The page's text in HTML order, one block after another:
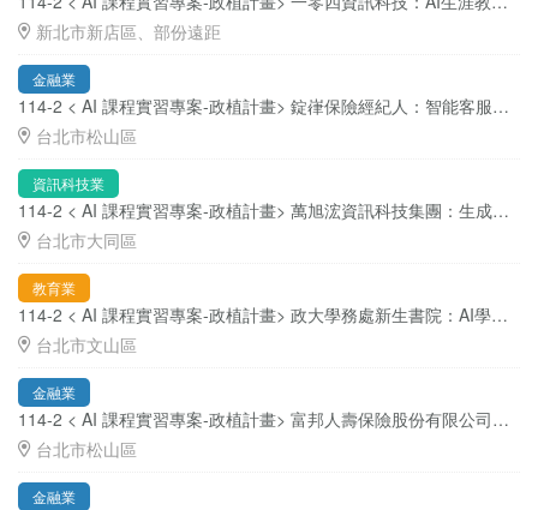
新北市新店區、部份遠距
金融業
114-2 < AI 課程實習專案-政植計畫> 錠嵂保險經紀人：智能客服優化、業務績效指標報告（職缺 3-6 位）
台北市松山區
資訊科技業
114-2 < AI 課程實習專案-政植計畫> 萬旭浤資訊科技集團：生成式 AI 專案實習生 ( 職缺 3 位 )
台北市大同區
教育業
114-2 < AI 課程實習專案-政植計畫> 政大學務處新生書院：AI學習嚮導機器人建置 ( 職缺 3-5 位 )
台北市文山區
金融業
114-2 < AI 課程實習專案-政植計畫> 富邦人壽保險股份有限公司：建立企業內部通用型知識查詢及文件生成 AI Agent ( 職缺 3 位 )
台北市松山區
金融業